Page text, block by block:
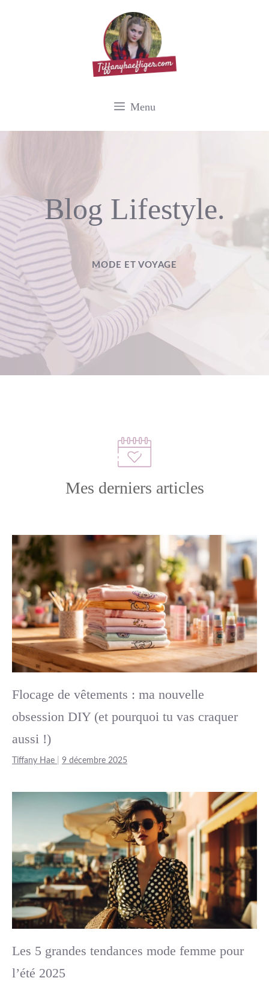
Menu
Blog Lifestyle.
MODE ET VOYAGE
Mes derniers articles
Flocage de vêtements : ma nouvelle
obsession DIY (et pourquoi tu vas craquer
aussi !)
Tiffany Hae 9 décembre 2025
Les 5 grandes tendances mode femme pour
l’été 2025